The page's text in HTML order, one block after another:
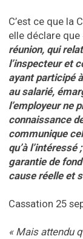
C’est ce que la
elle déclare que
réunion, qui
l’inspecteur et
ayant participé
au salarié,
l’employeur ne
connaissance
communique
qu’à
garantie de
cause réelle et
Cassation 25
« Mais attendu